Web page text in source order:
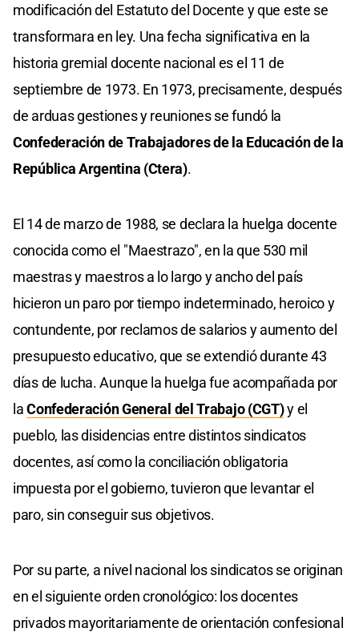
modificación del Estatuto del Docente y que este se
transformara en ley. Una fecha significativa en la
historia gremial docente nacional es el 11 de
septiembre de 1973. En 1973, precisamente, después
de arduas gestiones y reuniones se fundó la
Confederación de Trabajadores de la Educación de la
República Argentina (Ctera).
El 14 de marzo de 1988, se declara la huelga docente
conocida como el "Maestrazo", en la que 530 mil
maestras y maestros a lo largo y ancho del país
hicieron un paro por tiempo indeterminado, heroico y
contundente, por reclamos de salarios y aumento del
presupuesto educativo, que se extendió durante 43
días de lucha. Aunque la huelga fue acompañada por
laConfederación General del Trabajo (CGT)y el
pueblo, las disidencias entre distintos sindicatos
docentes, así como la conciliación obligatoria
impuesta por el gobierno, tuvieron que levantar el
paro, sin conseguir sus objetivos.
Por su parte, a nivel nacional los sindicatos se originan
en el siguiente orden cronológico: los docentes
privados mayoritariamente de orientación confesional